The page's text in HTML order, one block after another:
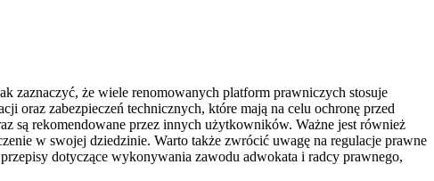
zaznaczyć, że wiele renomowanych platform prawniczych stosuje
oraz zabezpieczeń technicznych, które mają na celu ochronę przed
są rekomendowane przez innych użytkowników. Ważne jest również
w swojej dziedzinie. Warto także zwrócić uwagę na regulacje prawne
dotyczące wykonywania zawodu adwokata i radcy prawnego,